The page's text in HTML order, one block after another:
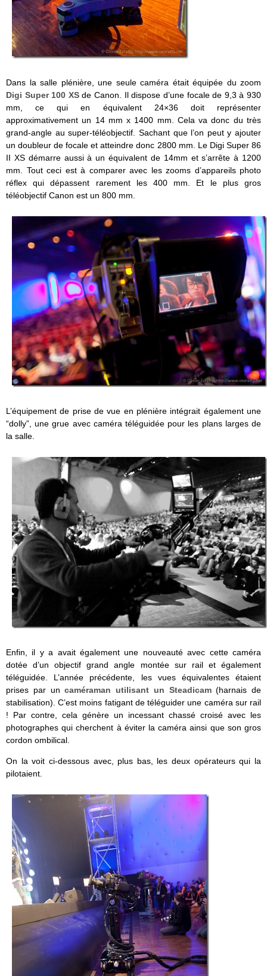
Dans la salle plénière, une seule caméra était équipée du zoom
Digi Super 100 XSde Canon. Il dispose d’une focale de 9,3 à 930
mm, ce qui en équivalent 24×36 doit représenter
approximativement un 14 mm x 1400 mm. Cela va donc du très
grand-angle au super-téléobjectif. Sachant que l’on peut y ajouter
un doubleur de focale et atteindre donc 2800 mm. Le Digi Super 86
II XS démarre aussi à un équivalent de 14mm et s’arrête à 1200
mm. Tout ceci est à comparer avec les zooms d’appareils photo
réflex qui dépassent rarement les 400 mm. Et le plus gros
téléobjectif Canon est un 800 mm.
L’équipement de prise de vue en plénière intégrait également une
“dolly”, une grue avec caméra téléguidée pour les plans larges de
la salle.
Enfin, il y a avait également une nouveauté avec cette caméra
dotée d’un objectif grand angle montée sur rail et également
téléguidée. L’année précédente, les vues équivalentes étaient
prises par uncaméraman utilisant un Steadicam(harnais de
stabilisation). C’est moins fatigant de téléguider une caméra sur rail
! Par contre, cela génère un incessant chassé croisé avec les
photographes qui cherchent à éviter la caméra ainsi que son gros
cordon ombilical.
On la voit ci-dessous avec, plus bas, les deux opérateurs qui la
pilotaient.